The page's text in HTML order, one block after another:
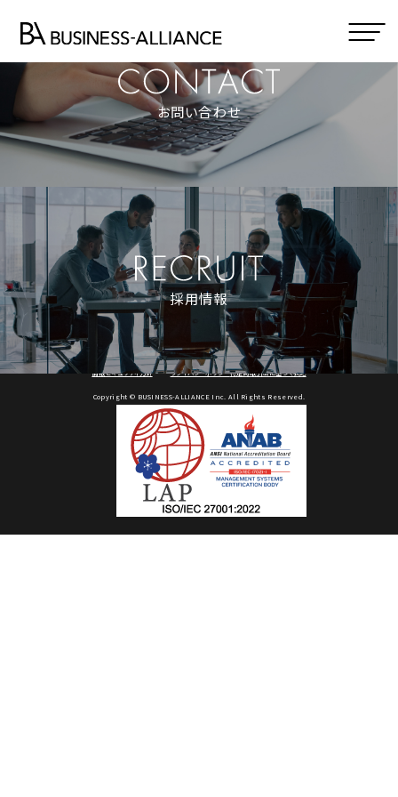
お問い合わせ
採用情報
情報セキュリティ方針 プライバシーポリシー特定商取引法に基づく表記
Copyright © BUSINESS-ALLIANCE Inc. All Rights Reserved.